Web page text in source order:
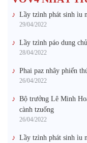
Lầy tzình phát sinh ìu
29/04/2022
Lầy tzình páo dung
28/04/2022
Phai paz nhây phiến
26/04/2022
Bộ trưởng Lê Minh
cành tzuống​
26/04/2022
Lầy tzình phát sinh ìu